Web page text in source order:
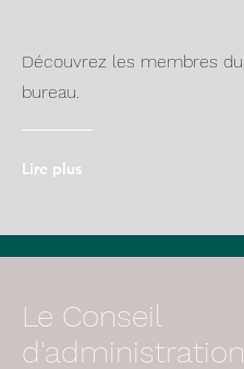
Découvrez les membres du
bureau.
Lire plus
Le Conseil
d'administration